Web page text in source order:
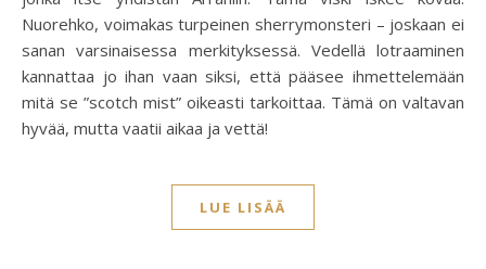
Nuorehko, voimakas turpeinen sherrymonsteri – joskaan ei
sanan varsinaisessa merkityksessä. Vedellä lotraaminen
kannattaa jo ihan vaan siksi, että pääsee ihmettelemään
mitä se ”scotch mist” oikeasti tarkoittaa. Tämä on valtavan
hyvää, mutta vaatii aikaa ja vettä!
LUE LISÄÄ